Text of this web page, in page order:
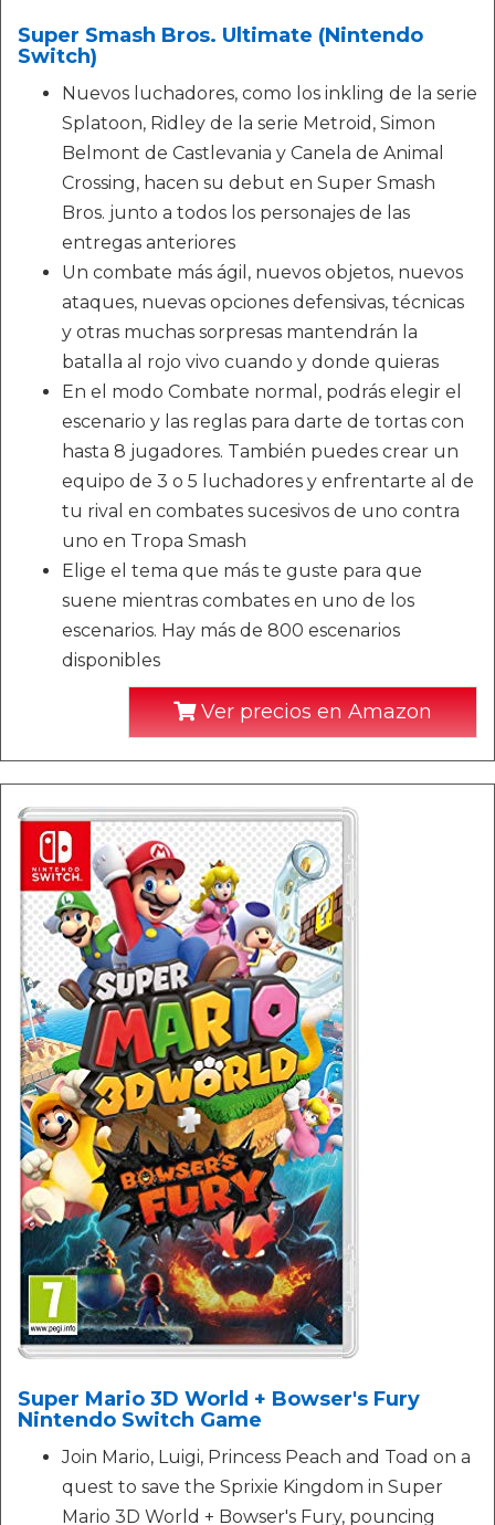
Super Smash Bros. Ultimate (Nintendo
Switch)
Nuevos luchadores, como los inkling de la serie
Splatoon, Ridley de la serie Metroid, Simon
Belmont de Castlevania y Canela de Animal
Crossing, hacen su debut en Super Smash
Bros. junto a todos los personajes de las
entregas anteriores
Un combate más ágil, nuevos objetos, nuevos
ataques, nuevas opciones defensivas, técnicas
y otras muchas sorpresas mantendrán la
batalla al rojo vivo cuando y donde quieras
En el modo Combate normal, podrás elegir el
escenario y las reglas para darte de tortas con
hasta 8 jugadores. También puedes crear un
equipo de 3 o 5 luchadores y enfrentarte al de
tu rival en combates sucesivos de uno contra
uno en Tropa Smash
Elige el tema que más te guste para que
suene mientras combates en uno de los
escenarios. Hay más de 800 escenarios
disponibles
Ver precios en Amazon
Super Mario 3D World + Bowser's Fury
Nintendo Switch Game
Join Mario, Luigi, Princess Peach and Toad on a
quest to save the Sprixie Kingdom in Super
Mario 3D World + Bowser's Fury, pouncing